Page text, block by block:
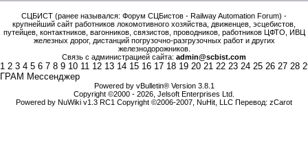
СЦБИСТ (ранее назывался: Форум СЦБистов - Railway Automation Forum) -
крупнейший сайт работников локомотивного хозяйства, движенцев, эсцебистов,
путейцев, контактников, вагонников, связистов, проводников, работников ЦФТО, ИВЦ
железных дорог, дистанций погрузочно-разгрузочных работ и других
железнодорожников.
Связь с администрацией сайта: admin@scbist.com
1 2 3 4 5 6 7 8 9 10 11 12 13 14 15 16 17 18 19 20 21 22 23 24 25 26 27 28
ГРАМ Мессенджер
Powered by vBulletin® Version 3.8.1
Copyright ©2000 - 2026, Jelsoft Enterprises Ltd.
Powered by NuWiki v1.3 RC1 Copyright ©2006-2007, NuHit, LLC Перевод: zCarot